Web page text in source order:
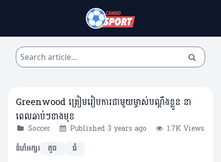
Greenwood ត្រៀមរៀបការជាមួយម្ចាស់បណ្តឹងខ្លួន នា
ពេលឆាប់ៗខាងមុខ
Soccer Published 3 years ago
1.7K Views
ទំហំអក្សរ
តូច ធំ